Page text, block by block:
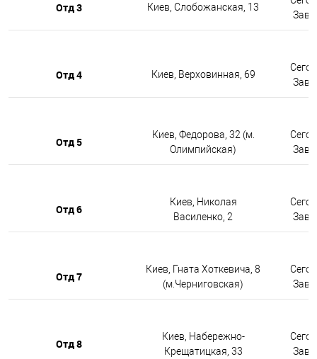
Отд 3 Киев, Слобожанская, 13
Отд 4 Киев, Верховинная, 69
Отд 5
Киев, Федорова, 32 (м.
Олимпийская)
Отд 6
Киев, Николая
Василенко, 2
Отд 7
Киев, Гната Хоткевича, 8
(м.Черниговская)
Отд 8
Киев, Набережно-
Крещатицкая, 33